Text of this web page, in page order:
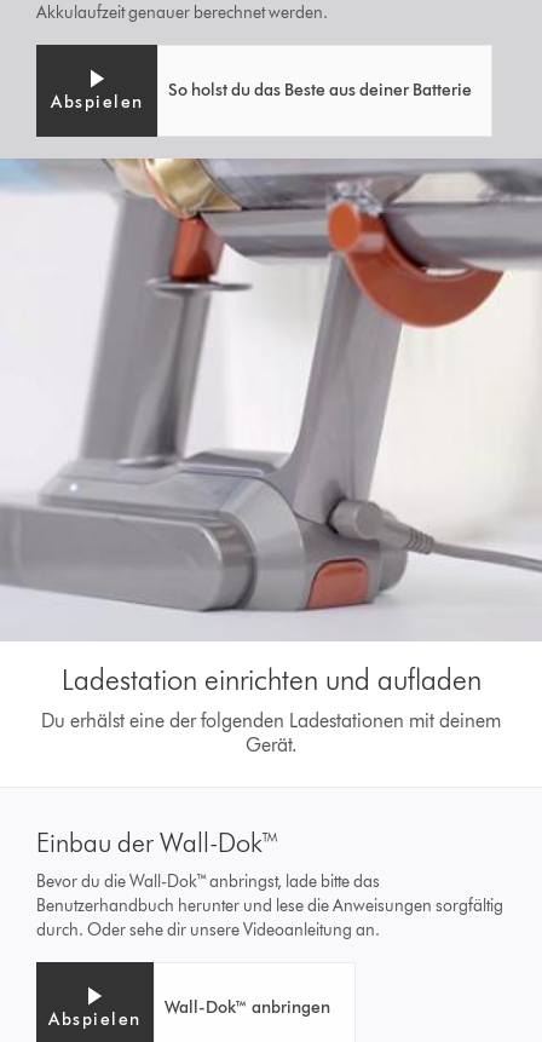
Akkulaufzeit genauer berechnet werden.
Abspielen
So holst du das Beste aus deiner Batterie
Ladestation einrichten und aufladen
Du erhälst eine der folgenden Ladestationen mit deinem
Gerät.
Einbau der Wall-Dok™
Bevor du die Wall-Dok™ anbringst, lade bitte das
Benutzerhandbuch herunter und lese die Anweisungen sorgfältig
durch. Oder sehe dir unsere Videoanleitung an.
Abspielen
Wall-Dok™ anbringen